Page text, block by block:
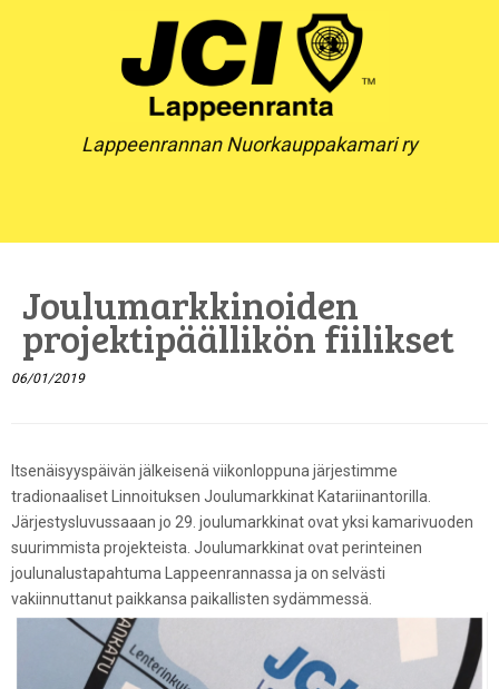
Lappeenrannan Nuorkauppakamari ry
Joulumarkkinoiden
projektipäällikön fiilikset
06/01/2019
Itsenäisyyspäivän jälkeisenä viikonloppuna järjestimme
tradionaaliset Linnoituksen Joulumarkkinat Katariinantorilla.
Järjestysluvussaaan jo 29. joulumarkkinat ovat yksi kamarivuoden
suurimmista projekteista. Joulumarkkinat ovat perinteinen
joulunalustapahtuma Lappeenrannassa ja on selvästi
vakiinnuttanut paikkansa paikallisten sydämmessä.